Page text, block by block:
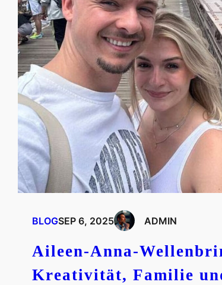
BLOGSEP 6, 2025 ADMIN
Aileen-Anna-
Kreativität, Familie